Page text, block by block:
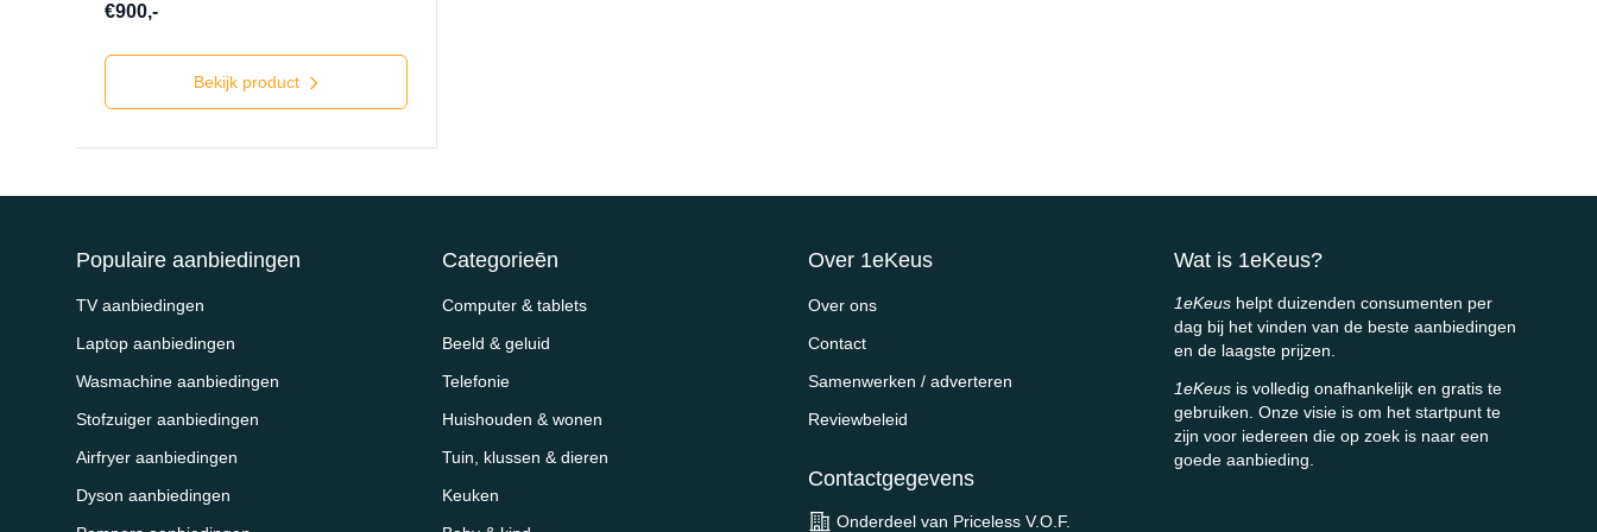
€900,-
Bekijk product
Populaire aanbiedingen
TV aanbiedingen
Laptop aanbiedingen
Wasmachine aanbiedingen
Stofzuiger aanbiedingen
Airfryer aanbiedingen
Dyson aanbiedingen
Categorieēn
Computer & tablets
Beeld & geluid
Telefonie
Huishouden & wonen
Tuin, klussen & dieren
Keuken
Over 1eKeus
Over ons
Contact
Samenwerken / adverteren
Reviewbeleid
Contactgegevens
Onderdeel van Priceless V.O.F.
Wat is 1eKeus?
1eKeus helpt duizenden consumenten per
dag bij het vinden van de beste aanbiedingen
en de laagste prijzen.
1eKeus is volledig onafhankelijk en gratis te
gebruiken. Onze visie is om het startpunt te
zijn voor iedereen die op zoek is naar een
goede aanbieding.